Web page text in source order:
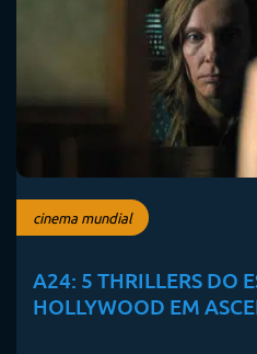
cinema mundial
A24: 5 THRILLERS DO
HOLLYWOOD EM